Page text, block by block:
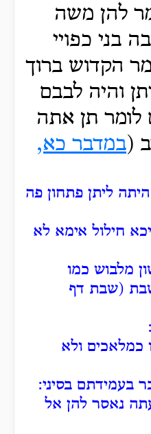
להן משה
בני כפויי
הקדוש ברוך
והיה לבבם
לומר תן אתה
(במדבר כא,
ליתן פתחון פה
חילול אימא לא
מלבוש כמו
(שבת דף
כמלאכים ולא
בעמידתם בסיני:
נאסר להן אל